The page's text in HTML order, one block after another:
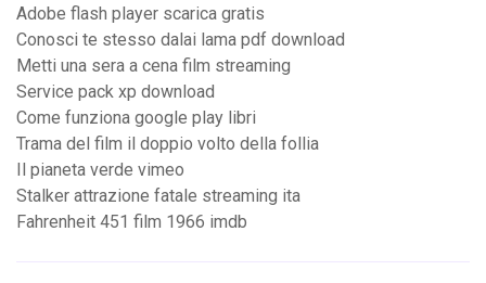
Adobe flash player scarica gratis
Conosci te stesso dalai lama pdf download
Metti una sera a cena film streaming
Service pack xp download
Come funziona google play libri
Trama del film il doppio volto della follia
Il pianeta verde vimeo
Stalker attrazione fatale streaming ita
Fahrenheit 451 film 1966 imdb